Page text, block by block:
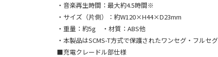
・音楽再生時間：最大約4.5時間※
・サイズ（片側）：約W120×H44×D23mm
・重量：約5g ・材質：ABS他
・本製品はSCMS-T方式で保護されたワンセグ・フルセ
■充電クレードル部仕様